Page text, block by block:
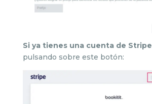
Si ya tienes una cuenta de Stripe
pulsando sobre este botón: